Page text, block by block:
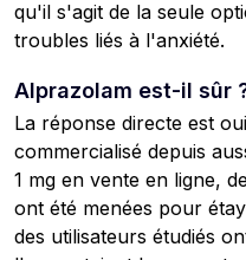
qu'il s'agit de la seule
troubles liés à l'anxiété.
Alprazolam est-il sûr
La réponse directe est
commercialisé depuis
1 mg en vente en ligne,
ont été menées pour
des utilisateurs étudiés